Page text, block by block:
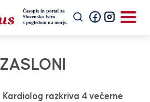
ZASLONI
Kardiolog razkriva 4 večerne